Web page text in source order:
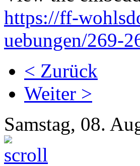
https://ff-
uebungen/269-
< Zurück
Weiter >
Samstag, 08.